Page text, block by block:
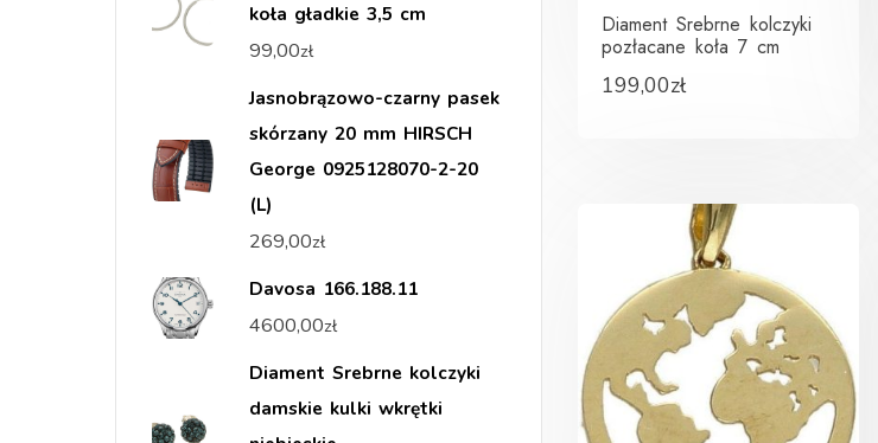
Diament Srebrne kolczyki
pozłacane koła 7 cm
199,00zł
koła gładkie 3,5 cm
99,00zł
Jasnobrązowo-czarny pasek
skórzany 20 mm HIRSCH
George 0925128070-2-20
(L)
269,00zł
Davosa 166.188.11
4600,00zł
Diament Srebrne kolczyki
damskie kulki wkrętki